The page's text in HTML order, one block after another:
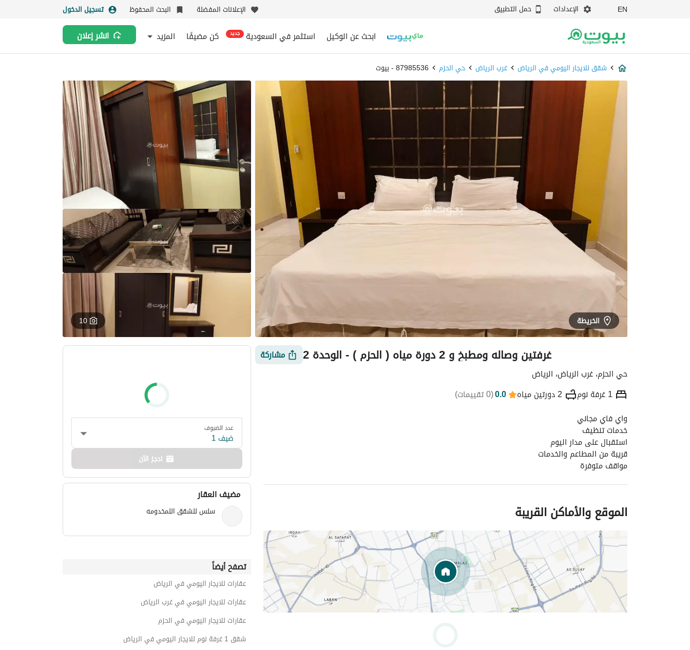
EN الإعدادات حمل التطبيق الإعلانات المفضلة البحث المحفوظ تسجيل الدخول
ابحث عن الوكيل استثمر في السعودية جديد كن مضيفًا المزيد انشر إعلان
شقق للايجار اليومي في الرياض غرب الرياض حي الحزم 87985536 - بيوت
الخريطة 10
غرفتين وصاله ومطبخ و 2 دورة مياه ( الحزم ) - الوحدة 2
مشاركة
حي الحزم، غرب الرياض، الرياض
1 غرفة نوم 2 دورتين مياه 0.0
(0 تقييمات )
التفاصيل أمور يجب معرفتها
واي فاي مجاني
خدمات تنظيف
استقبال على مدار اليوم
قريبة من المطاعم والخدمات
مواقف متوفرة
الموقع والأماكن القريبة
عدد الضيوف
ضيف 1
احجز الآن
مضيف العقار
سلس للشقق اللمخدومه
تصفح أيضاً
عقارات للايجار اليومي في الرياض
عقارات للايجار اليومي في غرب الرياض
عقارات للايجار اليومي في الحزم
شقق 1 غرفة نوم للايجار اليومي في الرياض